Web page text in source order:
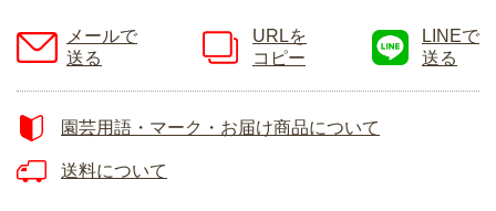
メールで
送る
URLを
コピー
LINEで
送る
園芸用語・マーク・お届け商品について
送料について